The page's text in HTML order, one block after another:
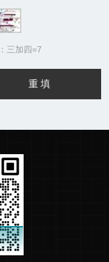
三加四=7